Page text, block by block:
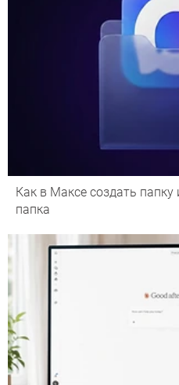
Как в Максе создать
папка